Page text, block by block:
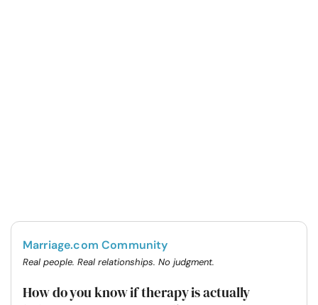
Marriage.com Community
Real people. Real relationships. No judgment.
How do you know if therapy is actually